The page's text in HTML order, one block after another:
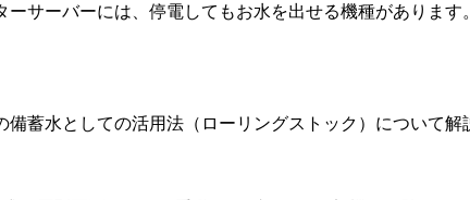
サーバーには、停電してもお水を出せる機種があります
蓄水としての活用法（ローリングストック）について解